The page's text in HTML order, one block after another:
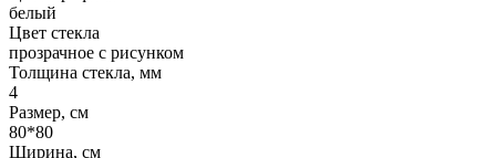
белый
Цвет стекла
прозрачное с рисунком
Толщина стекла, мм
4
Размер, см
80*80
Ширина, см